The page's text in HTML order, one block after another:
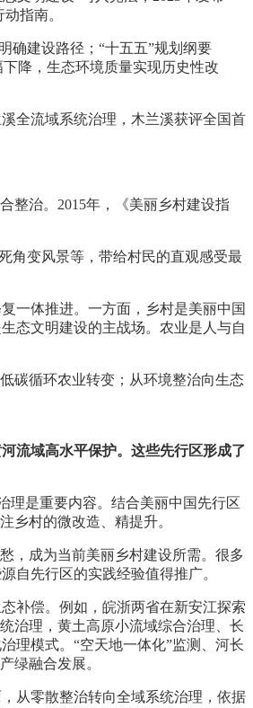
指南。
确建设路径；“十五五”规划纲要
降，生态环境质量实现历史性改
全流域系统治理，木兰溪获评全国首
整治。2015年，《美丽乡村建设指
角变风景等，带给村民的直观感受最
一体推进。一方面，乡村是美丽中国
态文明建设的主战场。农业是人与自
碳循环农业转变；从环境整治向生态
流域高水平保护。这些先行区形成了
理是重要内容。结合美丽中国先行区
乡村的微改造、精提升。
，成为当前美丽乡村建设所需。很多
自先行区的实践经验值得推广。
补偿。例如，皖浙两省在新安江探索
治理，黄土高原小流域综合治理、长
理模式。“空天地一体化”监测、河长
绿融合发展。
从零散整治转向全域系统治理，依据